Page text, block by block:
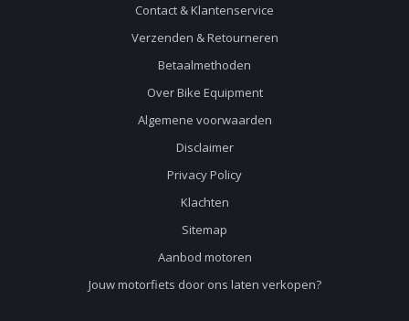
Contact & Klantenservice
Verzenden & Retourneren
Betaalmethoden
Over Bike Equipment
Algemene voorwaarden
Disclaimer
Privacy Policy
Klachten
Sitemap
Aanbod motoren
Jouw motorfiets door ons laten verkopen?